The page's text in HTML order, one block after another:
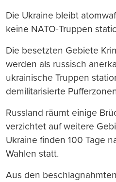
Die Ukraine bleibt
keine NATO-Truppen
Die besetzten Gebiete
werden als russisch
ukrainische Truppen
demilitarisierte
Russland räumt einige
verzichtet auf weitere
Ukraine finden 100 Tage
Wahlen statt.
Aus den